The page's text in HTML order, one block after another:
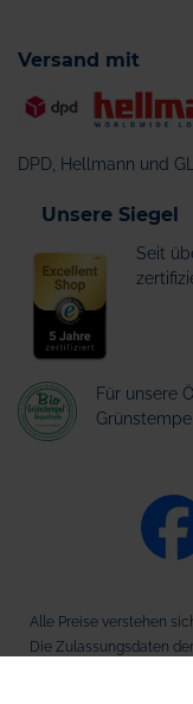
Versand mit
DPD, Hellmann und
Unsere Siegel
Seit
Für unsere
Grünstempel
Alle Preise verstehen
Die Zulassungsdaten